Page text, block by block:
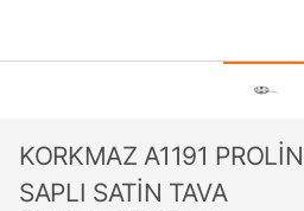
KORKMAZ A1191
SAPLI SATİN TAVA